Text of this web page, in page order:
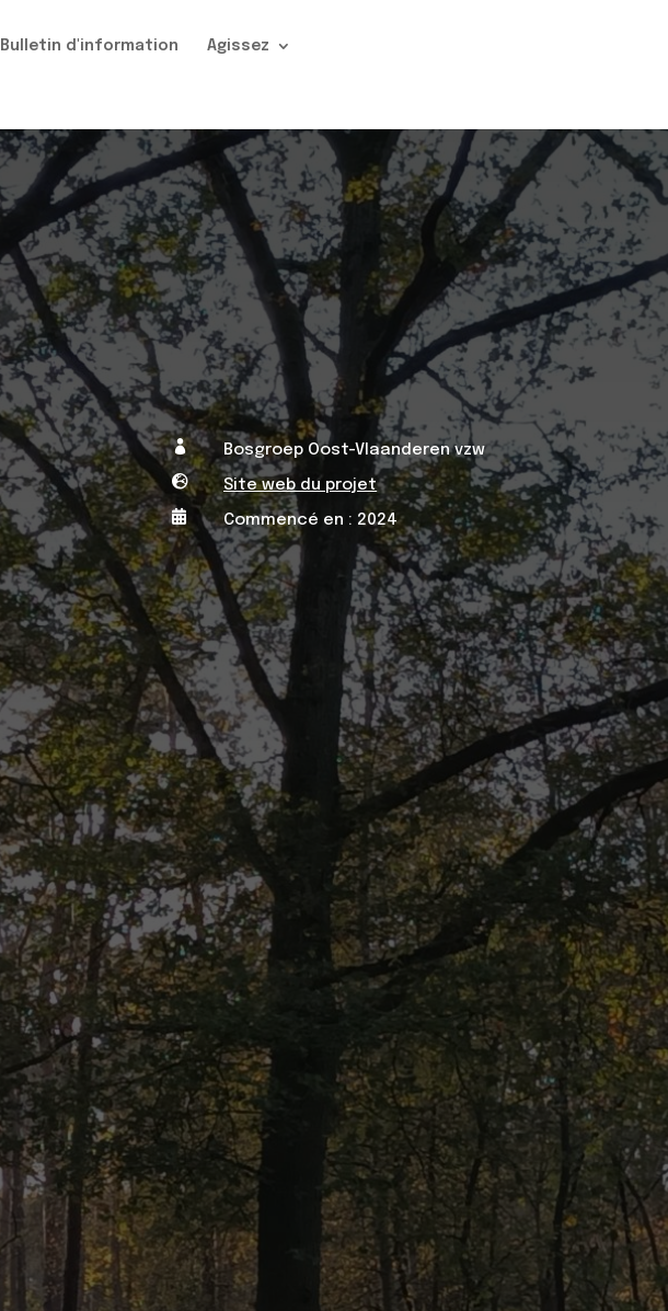
Bulletin d'information Agissez
 Bosgroep Oost-Vlaanderen vzw
 Site web du projet
 Commencé en : 2024